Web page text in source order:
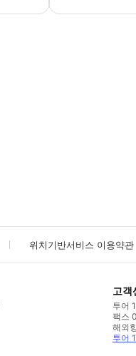
위치기반서비스 이용약관
고객
투어
팩스
해외
투어